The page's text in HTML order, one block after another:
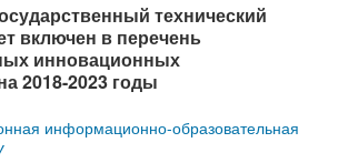
технический
включен в перечень
инновационных
2018-2023 годы
информационно-образовательная